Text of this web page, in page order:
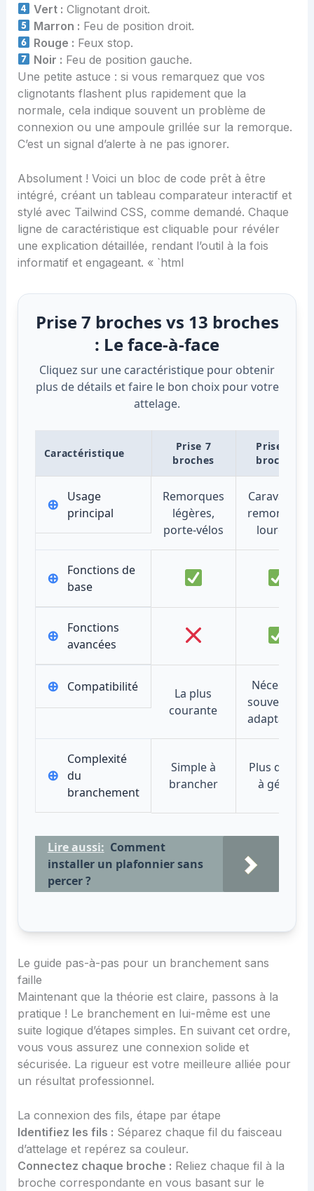
Vert : Clignotant droit.
Marron : Feu de position droit.
Rouge : Feux stop.
Noir : Feu de position gauche.
Une petite astuce : si vous remarquez que vos
clignotants flashent plus rapidement que la
normale, cela indique souvent un problème de
connexion ou une ampoule grillée sur la remorque.
C’est un signal d’alerte à ne pas ignorer.
Absolument ! Voici un bloc de code prêt à être
intégré, créant un tableau comparateur interactif et
stylé avec Tailwind CSS, comme demandé. Chaque
ligne de caractéristique est cliquable pour révéler
une explication détaillée, rendant l’outil à la fois
informatif et engageant. « `html
Prise 7 broches vs 13 broches
: Le face-à-face
Cliquez sur une caractéristique pour obtenir
plus de détails et faire le bon choix pour votre
attelage.
Caractéristique
Prise 7
broches
Prise 13
broches
⊕
Usage
principal
Remorques
légères,
porte-vélos
Caravanes,
remorques
lourdes
⊕
Fonctions de
base
⊕
Fonctions
avancées
⊕ Compatibilité
La plus
courante
Nécessite
souvent un
adaptateur
⊕
Complexité
du
branchement
Simple à
brancher
Plus de fils
à gérer
Lire aussi: Comment
installer un plafonnier sans
percer ?
Le guide pas-à-pas pour un branchement sans
faille
Maintenant que la théorie est claire, passons à la
pratique ! Le branchement en lui-même est une
suite logique d’étapes simples. En suivant cet ordre,
vous vous assurez une connexion solide et
sécurisée. La rigueur est votre meilleure alliée pour
un résultat professionnel.
La connexion des fils, étape par étape
Identifiez les fils : Séparez chaque fil du faisceau
d’attelage et repérez sa couleur.
Connectez chaque broche : Reliez chaque fil à la
broche correspondante en vous basant sur le